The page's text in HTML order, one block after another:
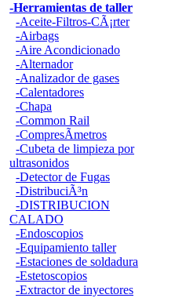
-Herramientas de taller
-Aceite-Filtros-CÃ¡rter
-Airbags
-Aire Acondicionado
-Alternador
-Analizador de gases
-Calentadores
-Chapa
-Common Rail
-CompresÃ­metros
-Cubeta de limpieza por
ultrasonidos
-Detector de Fugas
-DistribuciÃ³n
-DISTRIBUCION
CALADO
-Endoscopios
-Equipamiento taller
-Estaciones de soldadura
-Estetoscopios
-Extractor de inyectores